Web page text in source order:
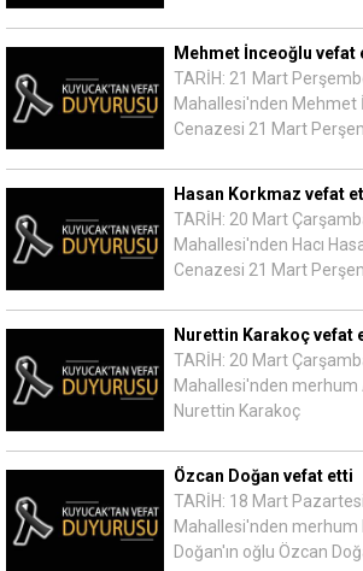
Mehmet İnceoğlu vefat
TARİH: 21 Mart
Mahallesi'nden Mehmet
Cenazesi 21 Mart
Hasan Korkmaz vefat
TARİH: 20 Mart
Mahallesi'nden Hacı
Cenazesi 21 Mart
Nurettin Karakoç vefat
TARİH: 20 Mart
Mahallesi'nden merhum
Nurettin Karakoç
Özcan Doğan vefat etti
TARİH: 18 Mart
Mahallesi'nden merhum
Doğan'ın oğlu Özcan